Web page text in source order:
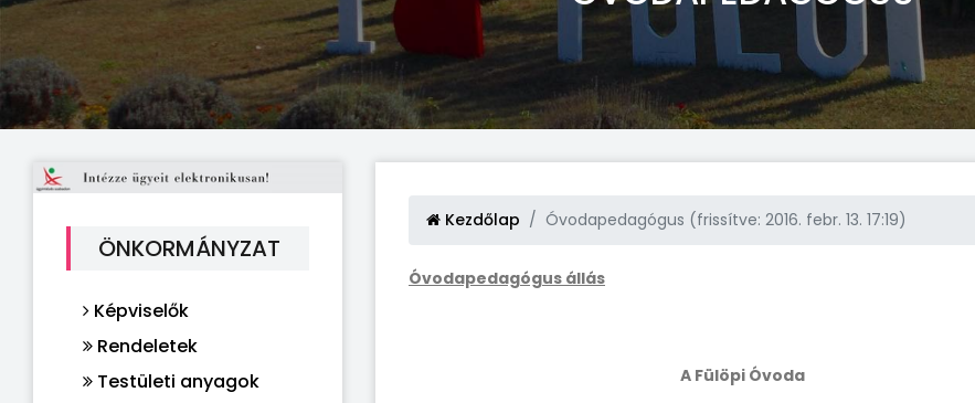
ÖNKORMÁNYZAT
Képviselők
Rendeletek
Testületi anyagok
Kezdőlap Óvodapedagógus (frissítve: 2016. febr. 13. 17:19)
Óvodapedagógus állás
A Fülöpi Óvoda